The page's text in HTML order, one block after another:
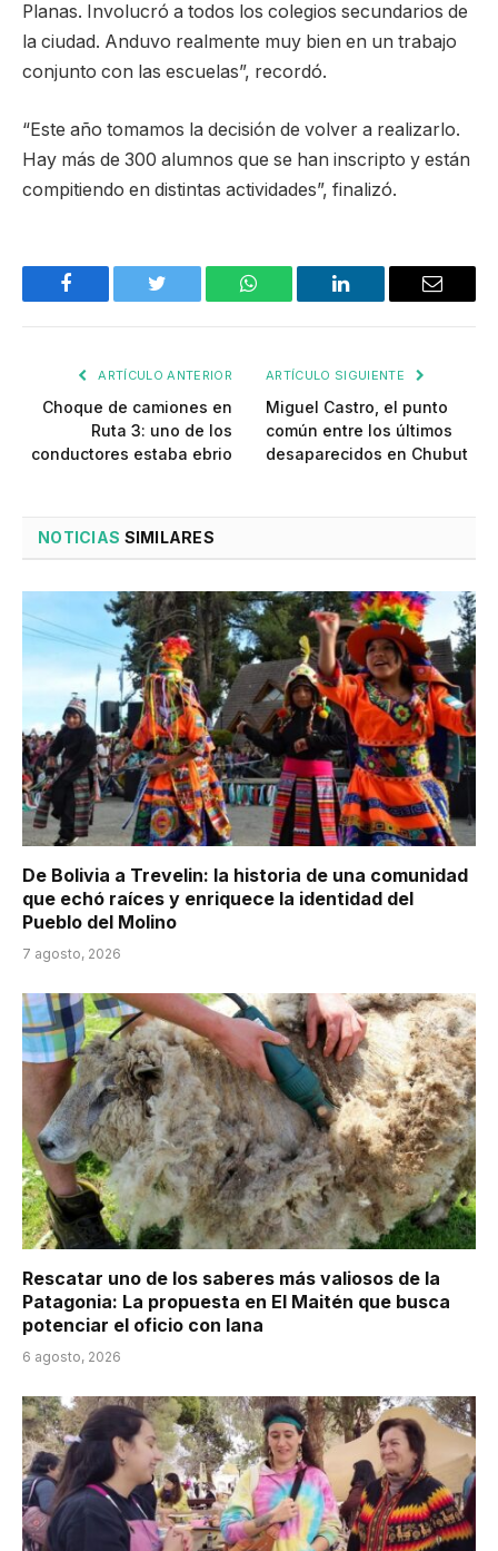
Planas. Involucró a todos los colegios secundarios de
la ciudad. Anduvo realmente muy bien en un trabajo
conjunto con las escuelas”, recordó.
“Este año tomamos la decisión de volver a realizarlo.
Hay más de 300 alumnos que se han inscripto y están
compitiendo en distintas actividades”, finalizó.
Facebook Twitter WhatsApp LinkedIn Email
ARTÍCULO ANTERIOR
Choque de camiones en
Ruta 3: uno de los
conductores estaba ebrio
ARTÍCULO SIGUIENTE
Miguel Castro, el punto
común entre los últimos
desaparecidos en Chubut
NOTICIAS SIMILARES
De Bolivia a Trevelin: la historia de una comunidad
que echó raíces y enriquece la identidad del
Pueblo del Molino
7 agosto, 2026
Rescatar uno de los saberes más valiosos de la
Patagonia: La propuesta en El Maitén que busca
potenciar el oficio con lana
6 agosto, 2026